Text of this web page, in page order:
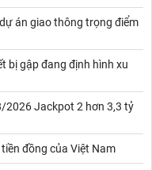
án giao thông trọng điểm
bị gập đang định hình xu
2026 Jackpot 2 hơn 3,3 tỷ
đồng của Việt Nam